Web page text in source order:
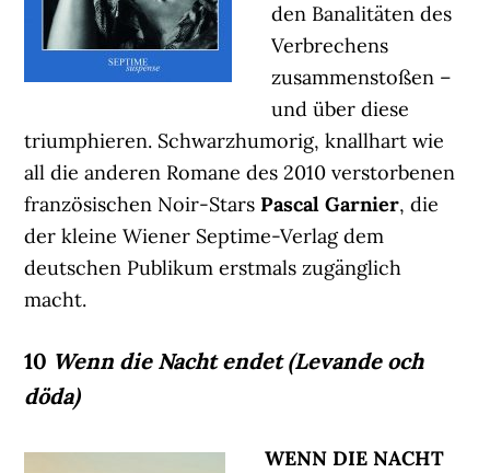
den Banalitäten des
Verbrechens
zusammenstoßen –
und über diese
triumphieren. Schwarzhumorig, knallhart wie
all die anderen Romane des 2010 verstorbenen
französischen Noir-StarsPascal Garnier, die
der kleine Wiener Septime-Verlag dem
deutschen Publikum erstmals zugänglich
macht.
10 Wenn die Nacht endet (Levande och
döda)
WENN DIE NACHT